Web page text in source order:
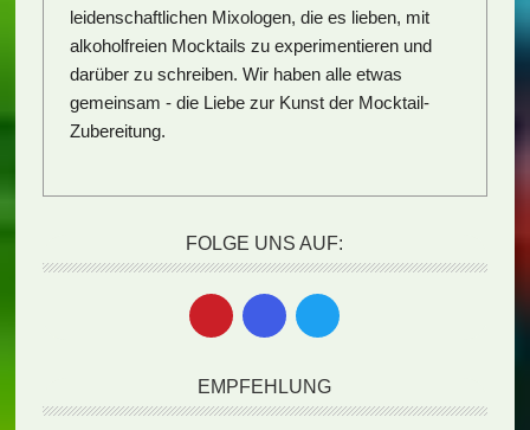
leidenschaftlichen Mixologen, die es lieben, mit
alkoholfreien Mocktails zu experimentieren und
darüber zu schreiben. Wir haben alle etwas
gemeinsam - die Liebe zur Kunst der Mocktail-
Zubereitung.
FOLGE UNS AUF:
EMPFEHLUNG